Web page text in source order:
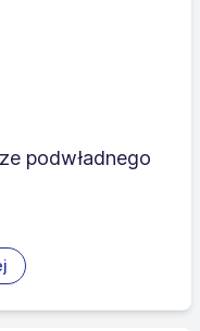
podwładnego